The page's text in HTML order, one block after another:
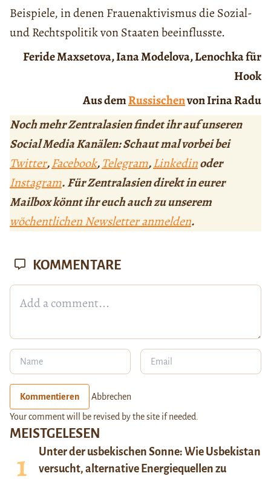
Beispiele, in denen Frauenaktivismus die Sozial-
und Rechtspolitik von Staaten beeinflusste.
Feride Maxsetova, Iana Modelova, Lenochka für
Hook
Aus demRussischenvon Irina Radu
Noch mehr Zentralasien findet ihr auf unseren
Social Media Kanälen: Schaut mal vorbei bei
Twitter,Facebook,Telegram,Linkedinoder
Instagram. Für Zentralasien direkt in eurer
Mailbox könnt ihr euch auch zu unserem
wöchentlichen Newsletter anmelden.
MEISTGELESEN
Unter der usbekischen Sonne: Wie Usbekistan
versucht, alternative Energiequellen zu
KOMMENTARE
Kommentieren Abbrechen
Your comment will be revised by the site if needed.